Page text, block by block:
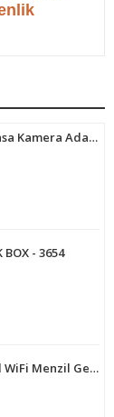
Cortex 12V 15 Amper Metal Kasa Kamera Adaptörü MA-1215A
BOX - 3654
TP-LINK TL-WA850RE Evrensel WiFi Menzil Genişletici